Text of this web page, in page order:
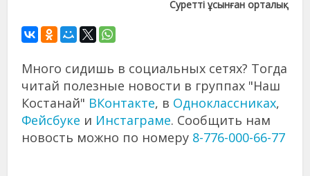
Суретті ұсынған орталық
Много сидишь в социальных сетях? Тогда
читай полезные новости в группах "Наш
Костанай" ВКонтакте, в Одноклассниках,
Фейсбуке и Инстаграме. Сообщить нам
новость можно по номеру 8-776-000-66-77